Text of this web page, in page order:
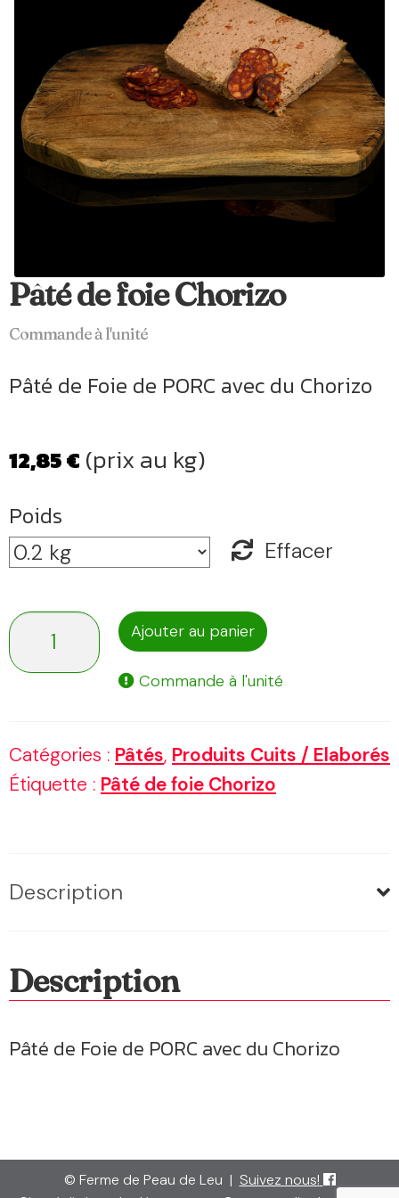
Pâté de foie Chorizo
Commande à l'unité
Pâté de Foie de PORC avec du Chorizo
12,85€ (prix au kg)
Poids
Effacer
quantité
de
foie
Chorizo
Ajouter au panier
Commande à l'unité
Catégories : Pâtés, Produits Cuits / Elaborés
Étiquette : Pâté de foie Chorizo
Description
Description
Pâté de Foie de PORC avec du Chorizo
© Ferme de Peau de Leu | Suivez nous!